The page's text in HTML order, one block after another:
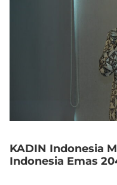
KADIN Indonesia
Indonesia Emas